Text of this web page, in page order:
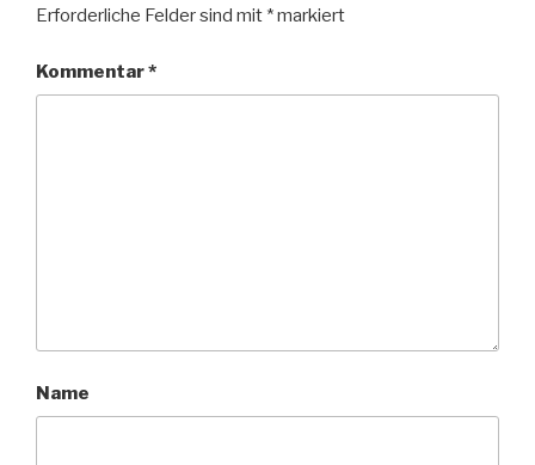
Erforderliche Felder sind mit *markiert
Kommentar*
Name